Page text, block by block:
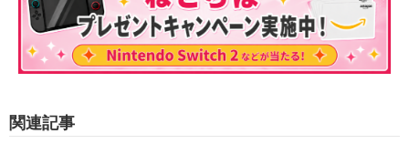
関連記事